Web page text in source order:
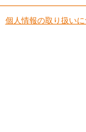
個人情報の取り扱い